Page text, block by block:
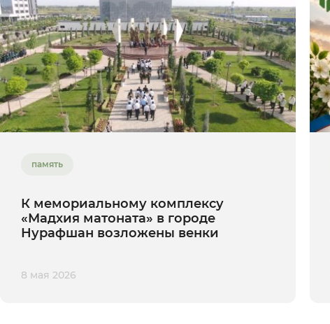
память
К мемориальному комплексу
«Мадхия матоната» в городе
Нурафшан возложены венки
8 мая 2026